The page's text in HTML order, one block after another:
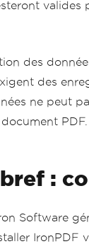
des
des
ne peut
PDF.
:
Software
IronPDF